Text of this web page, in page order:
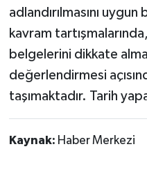
adlandırılmasını
kavram
belgelerini dikkate
değerlendirmesi
taşımaktadır. Tarih
Kaynak: Haber Merkezi